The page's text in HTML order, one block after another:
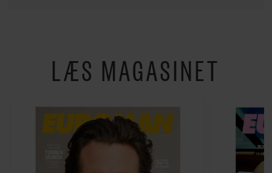
LÆS MAGASINET